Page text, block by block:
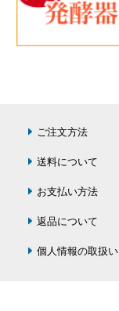
ご注文方法
送料について
お支払い方法
返品について
個人情報の取扱い